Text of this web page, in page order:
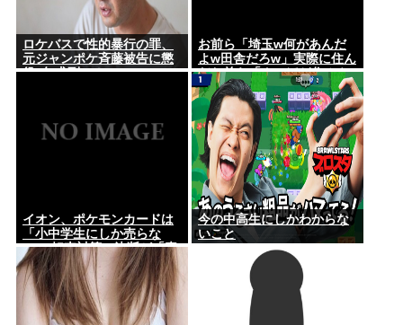
ロケバスで性的暴行の罪、
元ジャンポケ斉藤被告に懲
役7年求刑⇒！
お前ら「埼玉w何があんだ
よw田舎だろw」実際に住ん
だお前ら「クソほど住みや
すい困ることねえじゃん」
イオン、ポケモンカードは
「小中学生にしか売らな
い」 転売対策の決断が「素
晴らしい」
今の中高生にしかわからな
いこと